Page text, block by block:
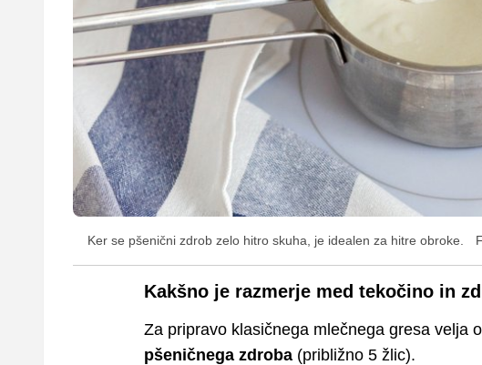
Ker se pšenični zdrob zelo hitro skuha, je idealen za hitre obroke.
Kakšno je razmerje med tekočino in
Za pripravo klasičnega mlečnega gresa velja
pšeničnega zdroba (približno 5 žlic).